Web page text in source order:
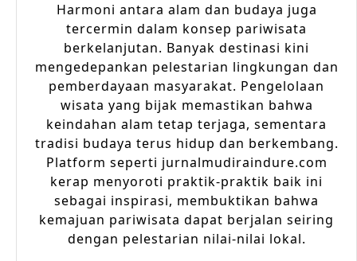
Harmoni antara alam dan budaya juga
tercermin dalam konsep pariwisata
berkelanjutan. Banyak destinasi kini
mengedepankan pelestarian lingkungan dan
pemberdayaan masyarakat. Pengelolaan
wisata yang bijak memastikan bahwa
keindahan alam tetap terjaga, sementara
tradisi budaya terus hidup dan berkembang.
Platform seperti jurnalmudiraindure.com
kerap menyoroti praktik-praktik baik ini
sebagai inspirasi, membuktikan bahwa
kemajuan pariwisata dapat berjalan seiring
dengan pelestarian nilai-nilai lokal.